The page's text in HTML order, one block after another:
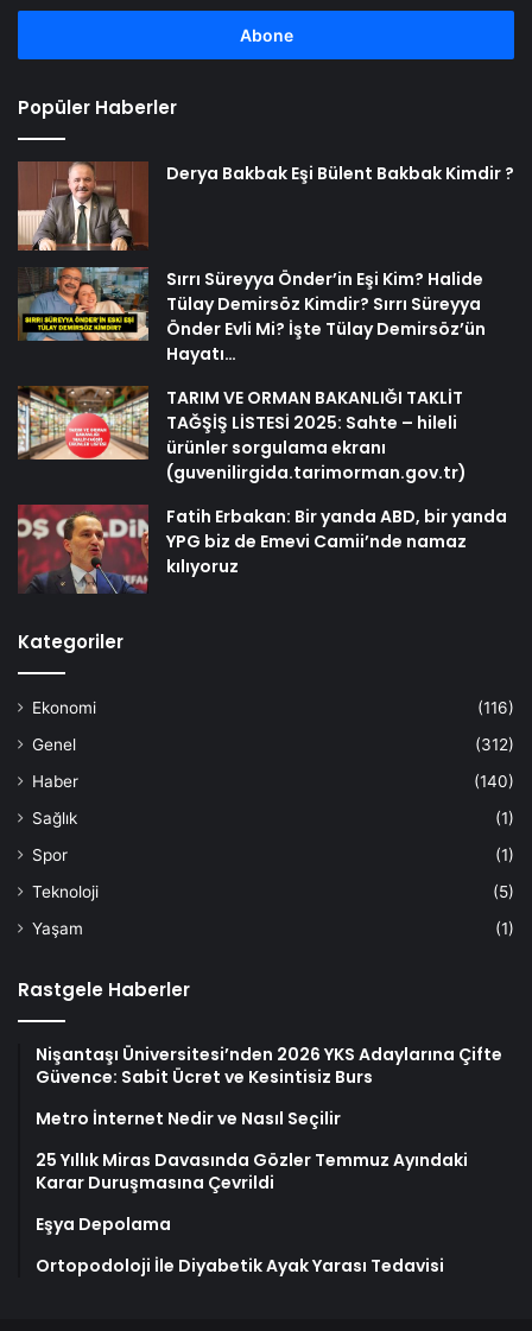
adresinizi
Popüler Haberler
Derya Bakbak Eşi Bülent Bakbak Kimdir ?
Sırrı Süreyya Önder’in Eşi Kim? Halide
Tülay Demirsöz Kimdir? Sırrı Süreyya
Önder Evli Mi? İşte Tülay Demirsöz’ün
Hayatı…
TARIM VE ORMAN BAKANLIĞI TAKLİT
TAĞŞİŞ LİSTESİ 2025: Sahte – hileli
ürünler sorgulama ekranı
(guvenilirgida.tarimorman.gov.tr)
Fatih Erbakan: Bir yanda ABD, bir yanda
YPG biz de Emevi Camii’nde namaz
kılıyoruz
Kategoriler
Ekonomi
(116)
Genel
(312)
Haber
(140)
Sağlık
(1)
Spor
(1)
Teknoloji
(5)
Yaşam
(1)
Rastgele Haberler
Nişantaşı Üniversitesi’nden 2026 YKS Adaylarına Çifte
Güvence: Sabit Ücret ve Kesintisiz Burs
Metro İnternet Nedir ve Nasıl Seçilir
25 Yıllık Miras Davasında Gözler Temmuz Ayındaki
Karar Duruşmasına Çevrildi
Eşya Depolama
Ortopodoloji İle Diyabetik Ayak Yarası Tedavisi